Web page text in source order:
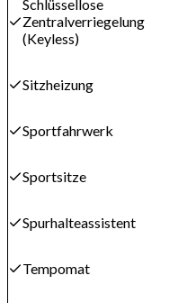
Schlüssellose
Zentralverriegelung
(Keyless)
Sitzheizung
Sportfahrwerk
Sportsitze
Spurhalteassistent
Tempomat